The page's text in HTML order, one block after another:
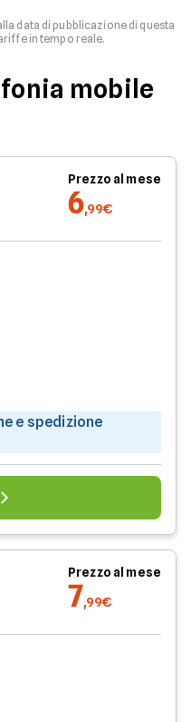
data di pubblicazione di questa
in tempo reale.
mobile
Prezzo al mese
6,99€
e spedizione
Prezzo al mese
7,99€